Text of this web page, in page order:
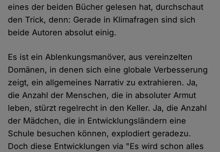
eines der beiden Bücher gelesen hat, durchschaut
den Trick, denn: Gerade in Klimafragen sind sich
beide Autoren absolut einig.
Es ist ein Ablenkungsmanöver, aus vereinzelten
Domänen, in denen sich eine globale Verbesserung
zeigt, ein allgemeines Narrativ zu extrahieren. Ja,
die Anzahl der Menschen, die in absoluter Armut
leben, stürzt regelrecht in den Keller. Ja, die Anzahl
der Mädchen, die in Entwicklungsländern eine
Schule besuchen können, explodiert geradezu.
Doch diese Entwicklungen via "Es wird schon alles